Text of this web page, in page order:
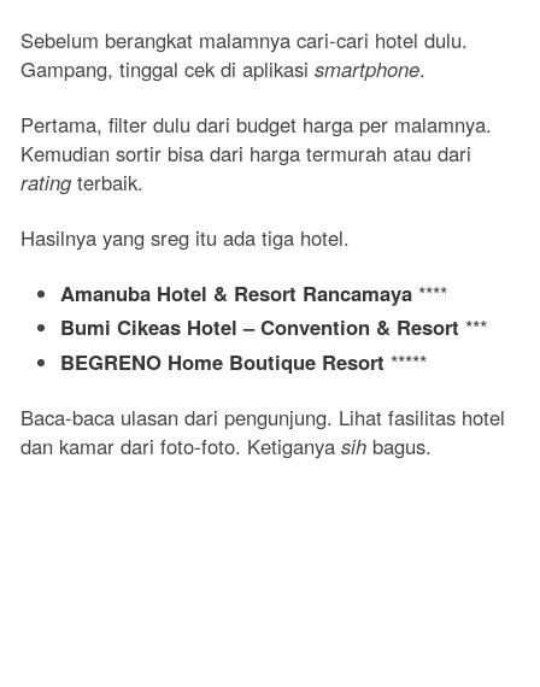
Sebelum berangkat malamnya cari-cari hotel dulu.
Gampang, tinggal cek di aplikasi smartphone.
Pertama, filter dulu dari budget harga per malamnya.
Kemudian sortir bisa dari harga termurah atau dari
rating terbaik.
Hasilnya yang sreg itu ada tiga hotel.
Amanuba Hotel & Resort Rancamaya ****
Bumi Cikeas Hotel – Convention & Resort ***
BEGRENO Home Boutique Resort *****
Baca-baca ulasan dari pengunjung. Lihat fasilitas hotel
dan kamar dari foto-foto. Ketiganya sih bagus.